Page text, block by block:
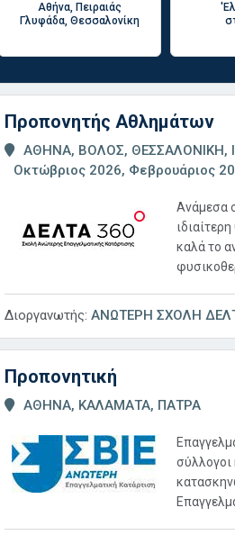
Αθήνα, Πειραιάς
Γλυφάδα, Θεσσαλονίκη
Προπονητής Αθλημάτων
ΑΘΗΝΑ, ΒΟΛΟΣ, ΘΕΣΣΑΛΟΝΙΚΗ,
Οκτώβριος 2026, Φεβρουάριος
Ανάμεσα
καλά το
Διοργανωτής: ΑΝΩΤΕΡΗ ΣΧΟΛΗ
Προπονητική
ΑΘΗΝΑ, ΚΑΛΑΜΑΤΑ, ΠΑΤΡΑ
σύλλογοι